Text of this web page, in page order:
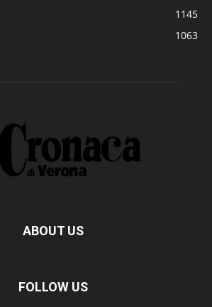
1145
1063
ABOUT US
FOLLOW US